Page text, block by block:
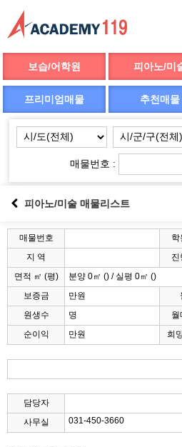
보습/어학원 피아노/미
프리미엄매물 추천매물
매물번호 :
피아노/미술 매물리스트
매물번호
학
지 역
진
면적 ㎡ (평)
분양 0㎡ () / 실평 0㎡ ()
보증금
만원
원생수
명 월
순이익
만원 희
담당자
사무실
031-450-3660